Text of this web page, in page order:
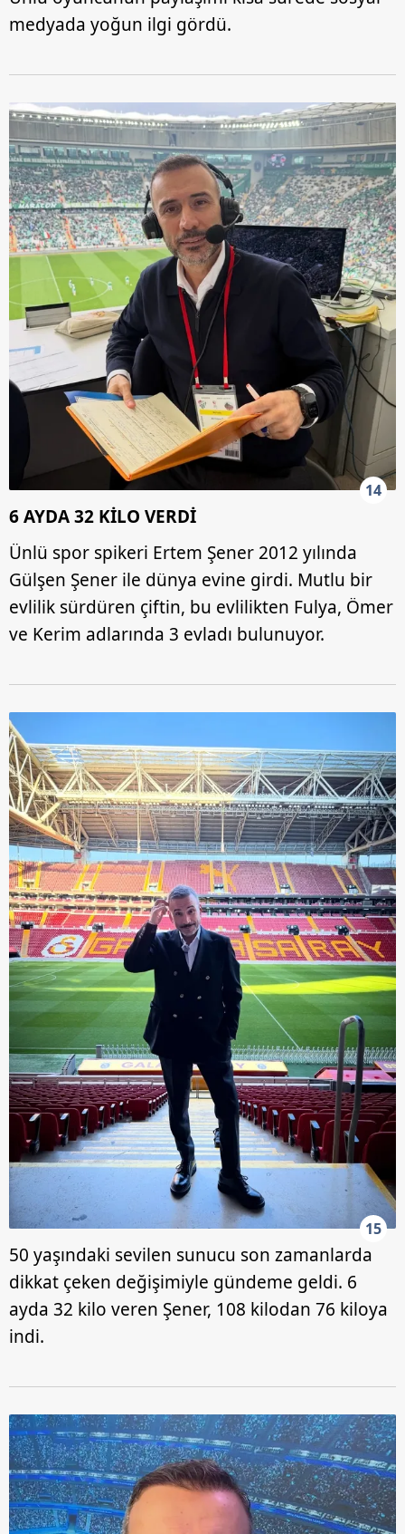
medyada yoğun ilgi gördü.
14
6 AYDA 32 KİLO VERDİ
Ünlü spor spikeri Ertem Şener 2012 yılında
Gülşen Şener ile dünya evine girdi. Mutlu bir
evlilik sürdüren çiftin, bu evlilikten Fulya, Ömer
ve Kerim adlarında 3 evladı bulunuyor.
15
50 yaşındaki sevilen sunucu son zamanlarda
dikkat çeken değişimiyle gündeme geldi. 6
ayda 32 kilo veren Şener, 108 kilodan 76 kiloya
indi.